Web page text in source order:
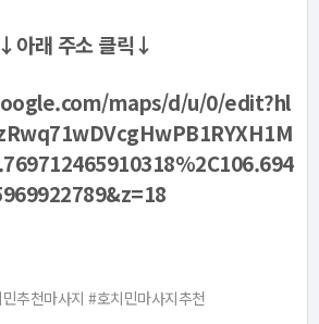
↓아래 주소 클릭↓
maps/d/u/0/edit?hl
추천마사지 #호치민마사지추천